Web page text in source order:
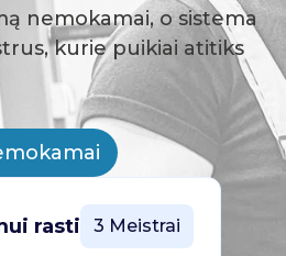
nemokamai, o sistema
kurie puikiai atitiks
rasti 3 Meistrai